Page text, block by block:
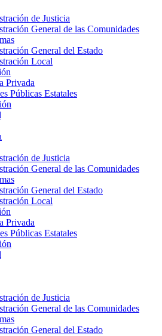
de Justicia
General de las Comunidades
General del Estado
Local
Privada
Públicas Estatales
de Justicia
General de las Comunidades
General del Estado
Local
Privada
Públicas Estatales
de Justicia
General de las Comunidades
General del Estado